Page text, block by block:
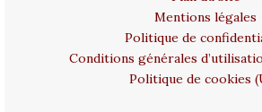
Mentions légales
Politique de
Conditions générales
Politique de cookies